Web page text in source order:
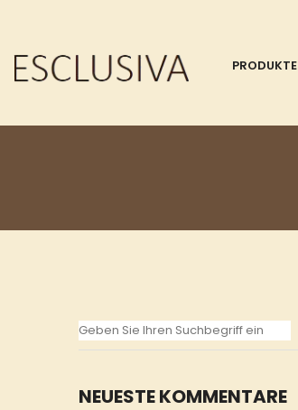
PRODUKTE
NEUESTE KOMMENTARE